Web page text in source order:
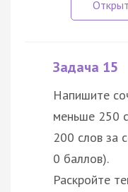
Задача 15
Напишите
меньше 250
200 слов за
0 баллов).
Раскройте